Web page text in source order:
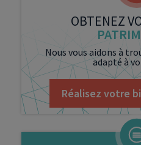
son crédit immobilier
PEA
Loi Madelin
SCPI
Le guide de la loi
Simulation prêt
Nos vidéos
Nos Podcasts
OBTENEZ
Nous vous aidons à
adapté à
Réalisez votre